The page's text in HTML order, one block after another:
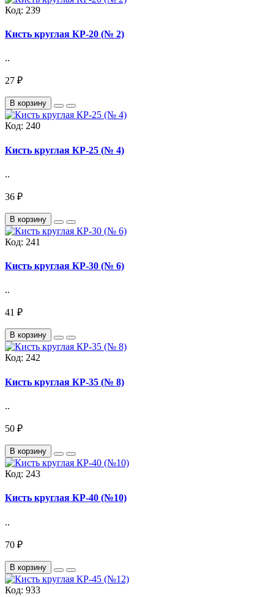
Код: 239
Кисть круглая КР-20 (№ 2)
..
27 ₽
В корзину
Код: 240
Кисть круглая КР-25 (№ 4)
..
36 ₽
В корзину
Код: 241
Кисть круглая КР-30 (№ 6)
..
41 ₽
В корзину
Код: 242
Кисть круглая КР-35 (№ 8)
..
50 ₽
В корзину
Код: 243
Кисть круглая КР-40 (№10)
..
70 ₽
В корзину
Код: 933